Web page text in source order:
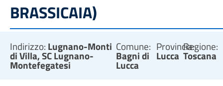
BRASSICAIA)
Indirizzo: Lugnano-Monti
di Villa, SC Lugnano-
Montefegatesi
Comune:
Bagni di
Lucca
Provincia:
Lucca
Regione:
Toscana